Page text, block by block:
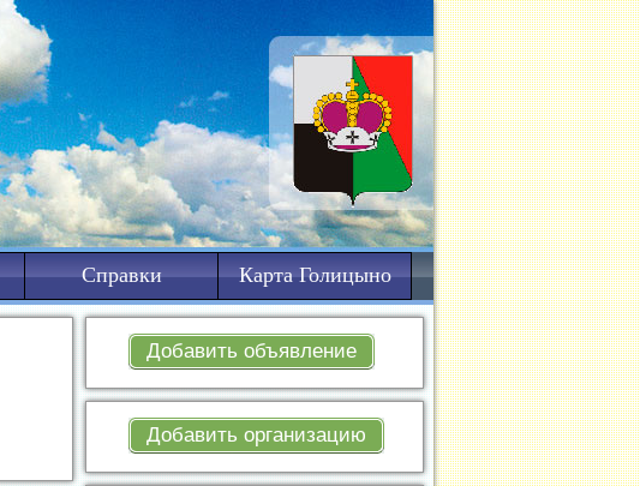
Справки Карта Голицыно
Добавить объявление
Добавить организацию